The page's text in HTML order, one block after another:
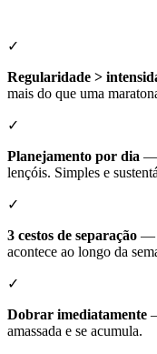
✓
Regularidade >
mais do que uma
✓
Planejamento por dia —
lençóis. Simples e
✓
3 cestos de separação —
acontece ao longo da
✓
Dobrar imediatamente
amassada e se acumula.